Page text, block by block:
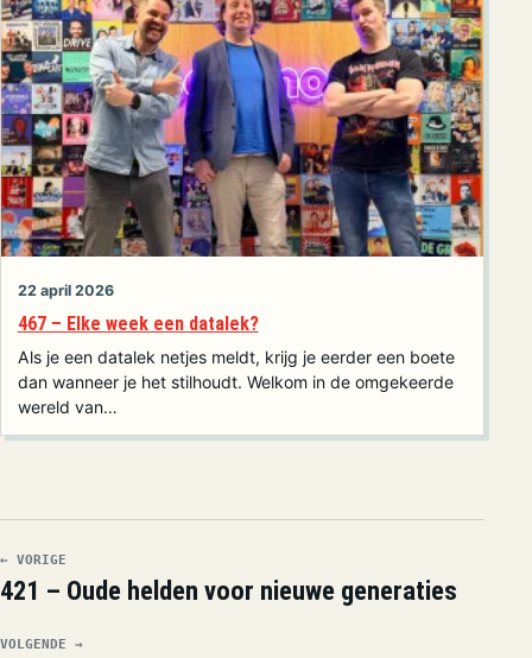
22 april 2026
467 – Elke week een datalek?
Als je een datalek netjes meldt, krijg je eerder een boete
dan wanneer je het stilhoudt. Welkom in de omgekeerde
wereld van…
← VORIGE
421 – Oude helden voor nieuwe generaties
VOLGENDE →